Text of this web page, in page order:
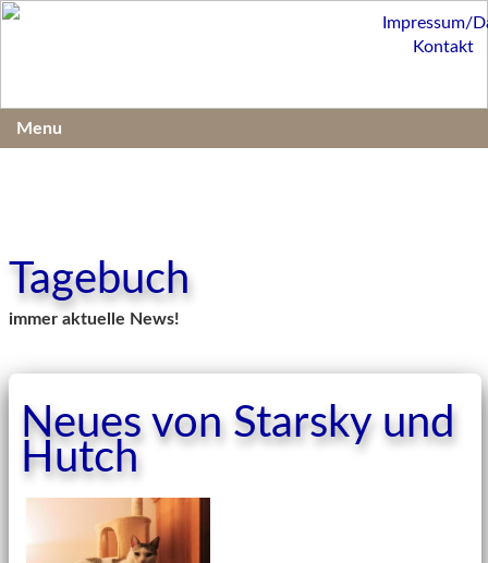
Tagebuch
immer aktuelle News!
Neues von Starsky und
Hutch
Impressum/
Kontakt
Menu